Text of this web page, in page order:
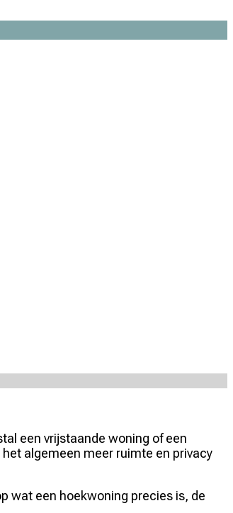
een vrijstaande woning of een
algemeen meer ruimte en privacy
wat een hoekwoning precies is, de